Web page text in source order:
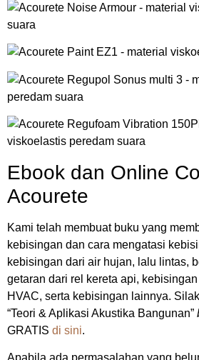
Ebook dan Online
Acourete
Kami telah membuat buku yang
kebisingan dan cara mengatasi
kebisingan dari air hujan, lalu lintas,
getaran dari rel kereta api,
HVAC, serta kebisingan lainnya.
“Teori & Aplikasi Akustika Bangunan”
GRATIS di sini.
Apabila ada permasalahan yang